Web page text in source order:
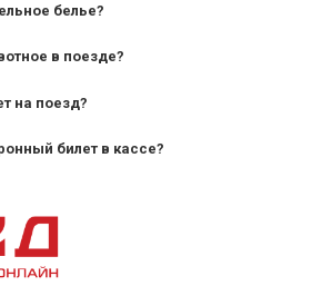
следования — от 10 лет и
— от 7 лет.
белье?
в поезде?
на поезд?
билет в кассе?
значный номер заказа;
личности пассажира, на